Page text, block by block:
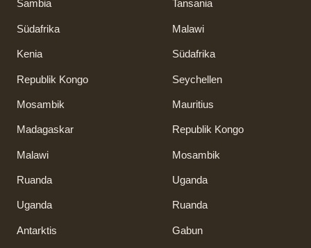
Sambia
Südafrika
Kenia
Republik Kongo
Mosambik
Madagaskar
Malawi
Ruanda
Uganda
Antarktis
Tansania
Malawi
Südafrika
Seychellen
Mauritius
Republik Kongo
Mosambik
Uganda
Ruanda
Gabun